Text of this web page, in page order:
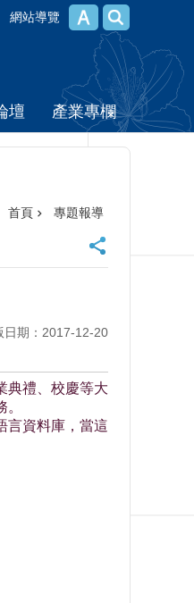
網站導覽
壇 產業專欄
首頁 專題報導
日期：2017-12-20
典禮、校慶等大
言資料庫，當這